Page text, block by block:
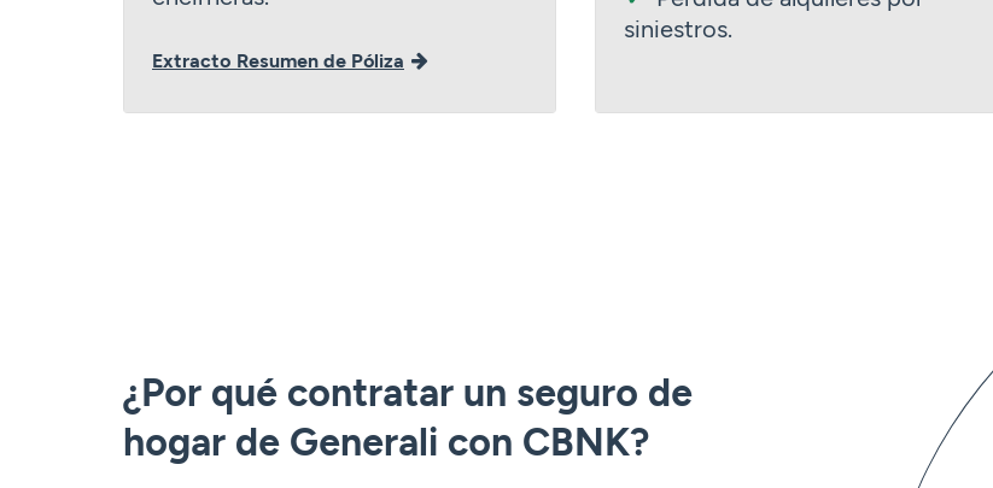
Extracto Resumen de Póliza
siniestros.
¿Por qué contratar un seguro de
hogar de Generali con CBNK?